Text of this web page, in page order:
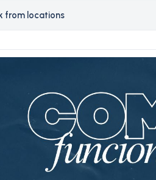
from locations